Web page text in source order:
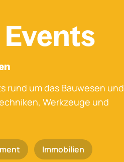
rund um das Bauwesen und
Werkzeuge und
Immobilien